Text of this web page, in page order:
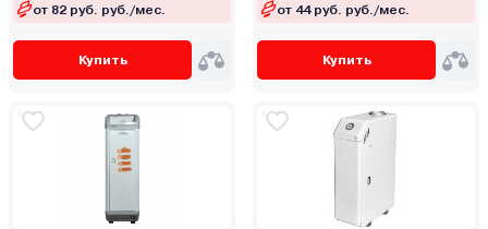
от 82 руб. руб./мес.
Купить
от 44 руб. руб./мес.
Купить